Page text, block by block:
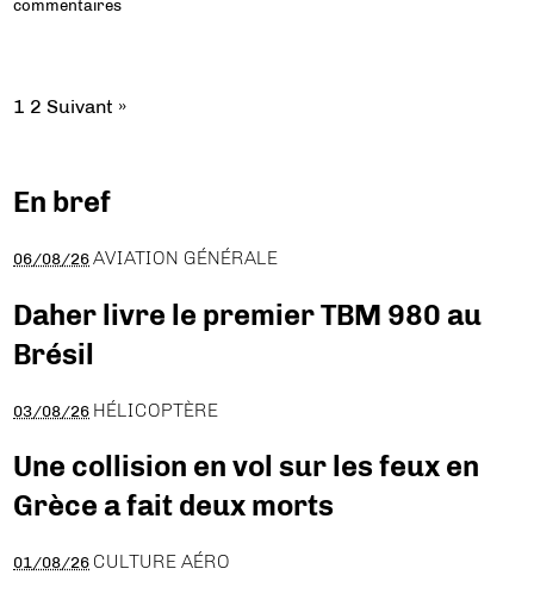
commentaires
1 2 Suivant »
En bref
06/08/26 AVIATION GÉNÉRALE
Daher livre le premier TBM 980 au
Brésil
03/08/26 HÉLICOPTÈRE
Une collision en vol sur les feux en
Grèce a fait deux morts
01/08/26 CULTURE AÉRO